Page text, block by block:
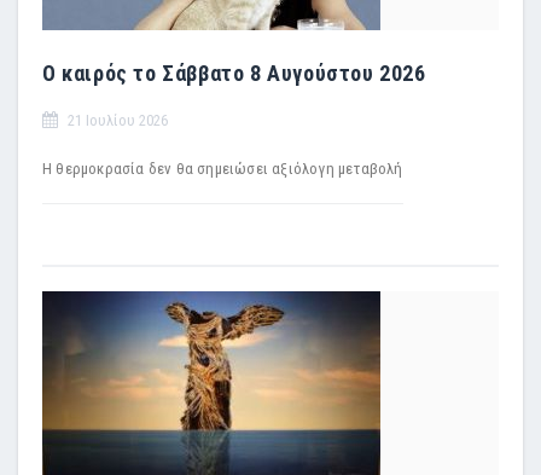
Ο καιρός το Σάββατο 8 Αυγούστου 2026
21 Ιουλίου 2026
Η θερμοκρασία δεν θα σημειώσει αξιόλογη μεταβολή